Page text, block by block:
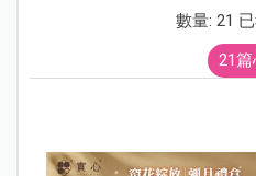
數量: 21
21